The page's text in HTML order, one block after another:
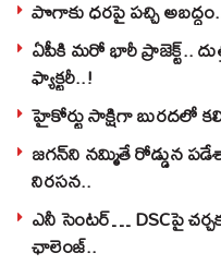
పొగాకు ధరపై పచ్చి
ఏపీకి మరో భారీ ప్రాజెక్ట్..
ఫ్యాక్టరీ..!
హైకోర్టు సాక్షిగా బురదలో
జగన్‌ని నమ్మితే రోడ్డున
నిరసన..
ఎనీ సెంటర్‌… DSCపై
ఛాలెంజ్..